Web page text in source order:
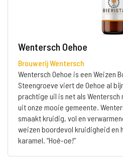
Wentersch Oehoe
Brouwerij Wentersch
Wentersch Oehoe is een Weizen
Steengroeve viert de Oehoe al
prachtige uil is net als Wentersch
uit onze mooie gemeente.
smaakt kruidig, vol en
weizen boordevol kruidigheid en
karamel. “Hoé-oe!”